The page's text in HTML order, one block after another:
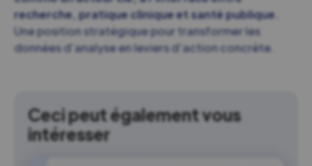
recherche, pratique clinique et santé publique.
Une position stratégique pour transformer les
données d’analyse en leviers d’action concrète.
Ceci peut également vous
intéresser